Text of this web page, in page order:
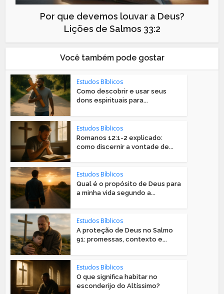
Por que devemos louvar a Deus?
Lições de Salmos 33:2
Você também pode gostar
Estudos Bíblicos
Como descobrir e usar seus
dons espirituais para...
Estudos Bíblicos
Romanos 12:1-2 explicado:
como discernir a vontade de...
Estudos Bíblicos
Qual é o propósito de Deus para
a minha vida segundo a...
Estudos Bíblicos
A proteção de Deus no Salmo
91: promessas, contexto e...
Estudos Bíblicos
O que significa habitar no
esconderijo do Altíssimo?